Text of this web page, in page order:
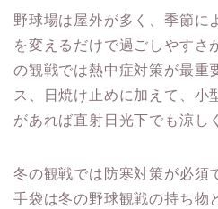
野球場は屋外が多く、季節に
を変えるだけで過ごしやすさ
の観戦では熱中症対策が最重
ス、日焼け止めに加えて、小
があれば直射日光下でも涼し
冬の観戦では防寒対策が必須
手袋は冬の野球観戦の持ち物